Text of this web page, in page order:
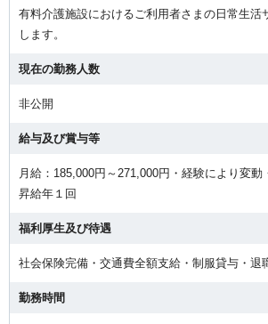
有料介護施設におけるご利用者さまの日常生活
します。
現在の勤務人数
非公開
給与及び賞与等
月給：185,000円～271,000円・経験により変動
昇給年１回
福利厚生及び待遇
社会保険完備・交通費全額支給・制服貸与・退
勤務時間